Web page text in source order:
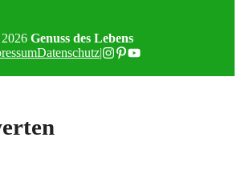
2026 Genuss des Lebens
Datenschutz|